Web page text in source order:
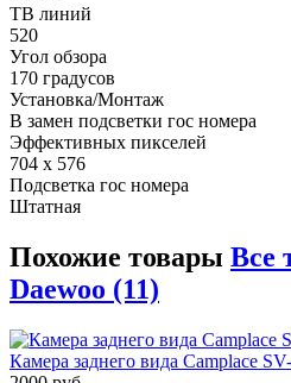
ТВ линий
520
Угол обзора
170 градусов
Установка/Монтаж
В замен подсветки гос номера
Эффективных пикселей
704 x 576
Подсветка гос номера
Штатная
Похожие товары Все
Daewoo (11)
Камера заднего вида Camplace